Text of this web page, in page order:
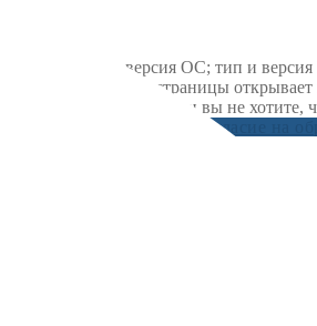
тип и версия ОС; тип и версия
и Браузера; какие страницы
и обзоров. Если вы не
Даю согласие на